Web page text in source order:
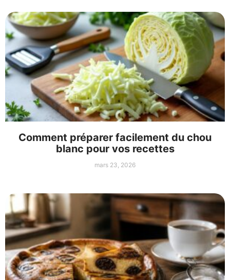
Comment préparer facilement du chou
blanc pour vos recettes
mars 23, 2026